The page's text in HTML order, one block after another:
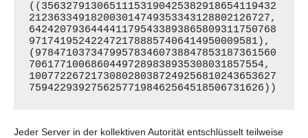
((35632791306511153190425382918654119432
212363349182003014749353343128802126727,
6424207936444411795433893865809311750768
9717419524224721788857406414950009581),
(978471037347995783460738847853187361560
70617710068604497289838935308031857554,
1007722672173080280387249256810243653627
75942293927562577198462564518506731626))
Jeder Server in der kollektiven Autorität entschlüsselt teilweise